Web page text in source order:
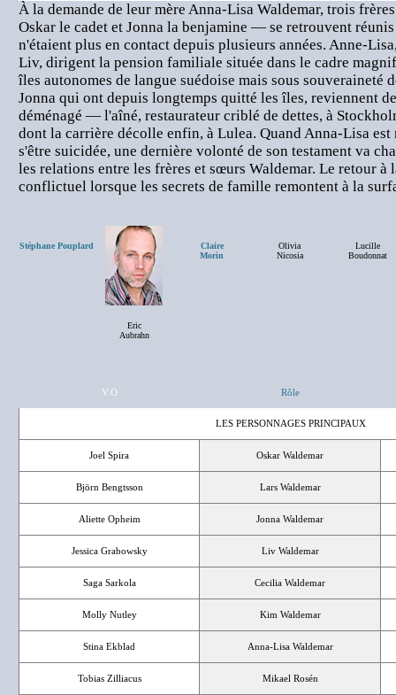
À la demande de leur mère Anna-Lisa Waldemar, trois
Oskar le cadet et Jonna la benjamine — se retrouvent
n'étaient plus en contact depuis plusieurs années. Anne-
Liv, dirigent la pension familiale située dans le cadre
îles autonomes de langue suédoise mais sous souveraineté
Jonna qui ont depuis longtemps quitté les îles, reviennent
déménagé — l'aîné, restaurateur criblé de dettes, à
dont la carrière décolle enfin, à Lulea. Quand Anna-Lisa est
s'être suicidée, une dernière volonté de son testament va
les relations entre les frères et sœurs Waldemar. Le retour à
conflictuel lorsque les secrets de famille remontent à la
Stéphane Pouplard
Eric
Aubrahn
Claire
Morin
Olivia
Nicosia
Lucille
Boudonnat
V.O Rôle
LES PERSONNAGES PRINCIPAUX
Joel Spira Oskar Waldemar
Björn Bengtsson Lars Waldemar
Aliette Opheim Jonna Waldemar
Jessica Grabowsky Liv Waldemar
Saga Sarkola Cecilia Waldemar
Molly Nutley Kim Waldemar
Stina Ekblad Anna-Lisa Waldemar
Tobias Zilliacus Mikael Rosén